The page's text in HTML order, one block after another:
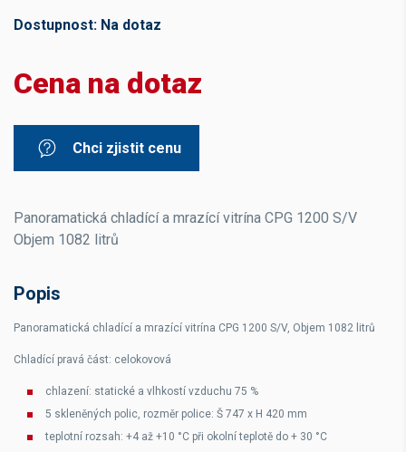
Dostupnost: Na dotaz
Cena na dotaz
Chci zjistit cenu
Panoramatická chladící a mrazící vitrína CPG 1200 S/V
Objem 1082 litrů
Popis
Panoramatická chladící a mrazící vitrína CPG 1200 S/V, Objem 1082 litrů
Chladící pravá část: celokovová
chlazení: statické a vlhkostí vzduchu 75 %
5 skleněných polic, rozměr police: Š 747 x H 420 mm
teplotní rozsah: +4 až +10 °C při okolní teplotě do + 30 °C